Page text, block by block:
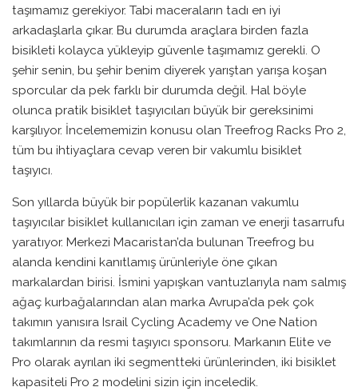
taşımamız gerekiyor. Tabi maceraların tadı en iyi
arkadaşlarla çıkar. Bu durumda araçlara birden fazla
bisikleti kolayca yükleyip güvenle taşımamız gerekli. O
şehir senin, bu şehir benim diyerek yarıştan yarışa koşan
sporcular da pek farklı bir durumda değil. Hal böyle
olunca pratik bisiklet taşıyıcıları büyük bir gereksinimi
karşılıyor. İncelememizin konusu olan Treefrog Racks Pro 2,
tüm bu ihtiyaçlara cevap veren bir vakumlu bisiklet
taşıyıcı.
Son yıllarda büyük bir popülerlik kazanan vakumlu
taşıyıcılar bisiklet kullanıcıları için zaman ve enerji tasarrufu
yaratıyor. Merkezi Macaristan’da bulunan Treefrog bu
alanda kendini kanıtlamış ürünleriyle öne çıkan
markalardan birisi. İsmini yapışkan vantuzlarıyla nam salmış
ağaç kurbağalarından alan marka Avrupa’da pek çok
takımın yanısıra Israil Cycling Academy ve One Nation
takımlarının da resmi taşıyıcı sponsoru. Markanın Elite ve
Pro olarak ayrılan iki segmentteki ürünlerinden, iki bisiklet
kapasiteli Pro 2 modelini sizin için inceledik.